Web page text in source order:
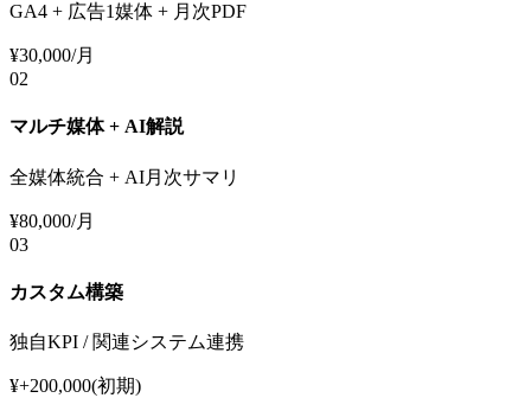
GA4 + 広告1媒体 + 月次PDF
¥30,000/月
02
マルチ媒体 + AI解説
全媒体統合 + AI月次サマリ
¥80,000/月
03
カスタム構築
独自KPI / 関連システム連携
¥+200,000(初期)